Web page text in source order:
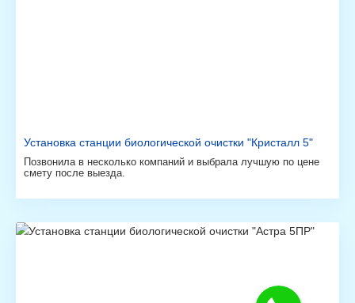
Установка станции биологической очистки "Кристалл 5"
Позвонила в несколько компаний и выбрала лучшую по цене
смету после выезда.